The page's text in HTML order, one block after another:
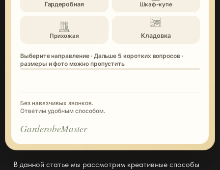
Гардеробная Шкаф-купе
Прихожая Кладовка
Выберите направление · Дальше 5 коротких вопросов ·
размеры и фото можно пропустить
Без навязчивых звонков.
Ответим удобным способом.
GarderobeMaster
В данной статье мы рассмотрим креативные способы